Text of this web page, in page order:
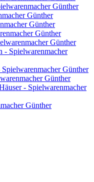
Günther
Günther
Günther
Günther
Günther
- Spielwarenmacher
Spielwarenmacher Günther
Günther
- Spielwarenmacher
Günther